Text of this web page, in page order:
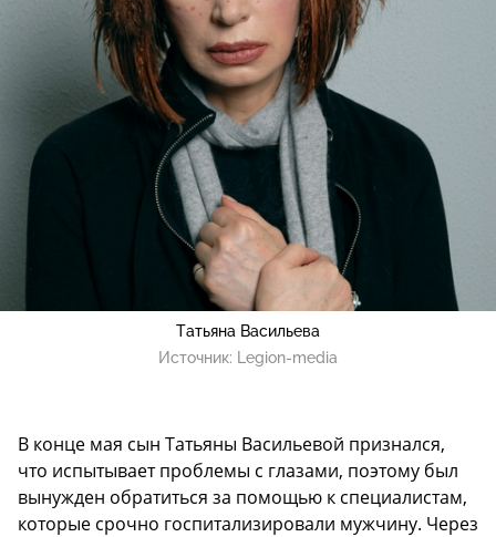
Татьяна Васильева
Источник:
Legion-media
В конце мая сын Татьяны Васильевой признался,
что испытывает проблемы с глазами, поэтому был
вынужден обратиться за помощью к специалистам,
которые срочно госпитализировали мужчину. Через